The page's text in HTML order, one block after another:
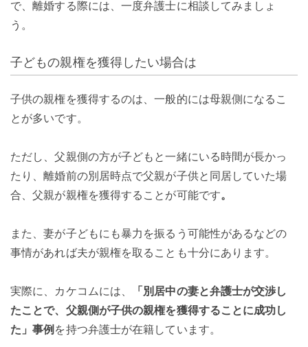
で、離婚する際には、一度弁護士に相談してみましょ
う。
子どもの親権を獲得したい場合は
子供の親権を獲得するのは、一般的には母親側になるこ
とが多いです。
ただし、父親側の方が子どもと一緒にいる時間が長かっ
たり、離婚前の別居時点で父親が子供と同居していた場
合、父親が親権を獲得することが可能です。
また、妻が子どもにも暴力を振るう可能性があるなどの
事情があれば夫が親権を取ることも十分にあります。
実際に、カケコムには、
「別居中の妻と弁護士が交渉し
たことで、父親側が子供の親権を獲得することに成功し
た」事例を持つ弁護士が在籍しています。